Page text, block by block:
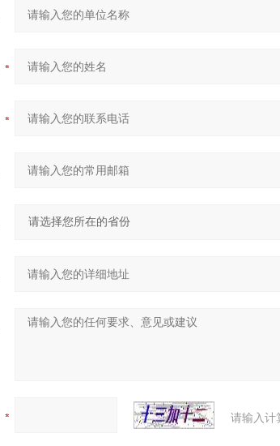
请输入计